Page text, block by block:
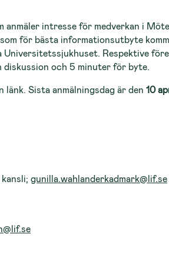
intresse för medverkan i
för bästa informationsutbyte
Universitetssjukhuset. Respektive
och 5 minuter för byte.
länk. Sista anmälningsdag är den 10
gunilla.wahlanderkadmark@lif.se